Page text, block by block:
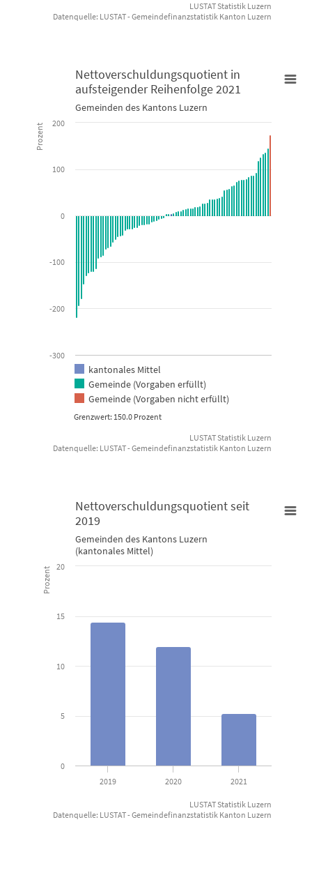
LUSTAT Statistik Luzern
Datenquelle: LUSTAT - Gemeindefinanzstatistik Kanton Luzern
Nettoverschuldungsquotient in aufsteigender Reihenfolge 2021
Bar chart with 3 data series.
View as data table, Nettoverschuldungsquotient in
The chart has 1 X axis displaying categories.
The chart has 1 Y axis displaying Prozent. Data ranges from -
Grenzwert: 150.0 Prozent
Prozent
Nettoverschuldungsquotient in
aufsteigender Reihenfolge 2021
Gemeinden des Kantons Luzern
kantonales Mittel
Gemeinde (Vorgaben erfüllt)
Gemeinde (Vorgaben nicht erfüllt)
-300
-200
-100
0
100
200
LUSTAT Statistik Luzern
Datenquelle: LUSTAT - Gemeindefinanzstatistik Kanton Luzern
Nettoverschuldungsquotient seit 2019
Bar chart with 3 bars.
Gemeinden des Kantons Luzern (kantonales Mittel)
View as data table, Nettoverschuldungsquotient seit 2019
The chart has 1 X axis displaying categories.
The chart has 1 Y axis displaying Prozent. Data ranges from 5.21
Prozent
Nettoverschuldungsquotient seit
2019
Gemeinden des Kantons Luzern
(kantonales Mittel)
2019 2020 2021
0
5
10
15
20
LUSTAT Statistik Luzern
Datenquelle: LUSTAT - Gemeindefinanzstatistik Kanton Luzern